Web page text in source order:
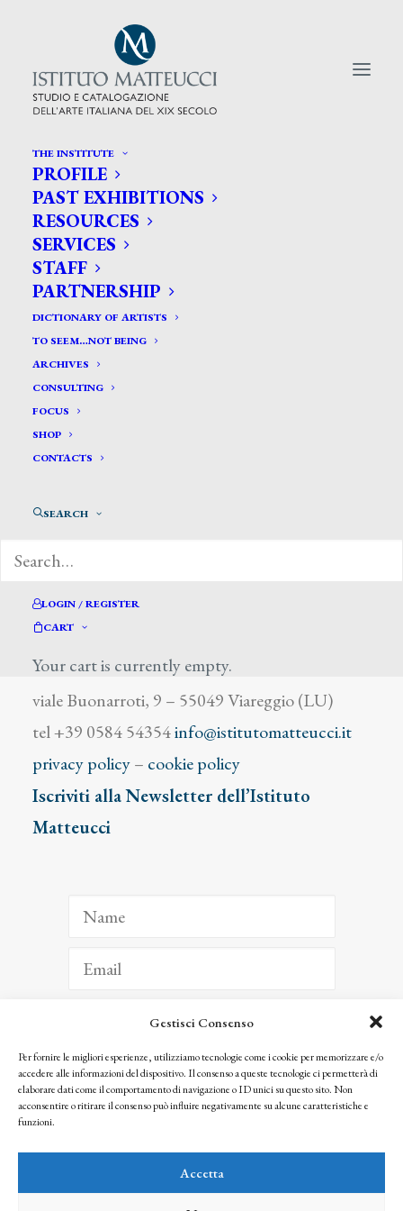
Gestisci Consenso
Per fornire le migliori esperienze, utilizziamo tecnologie come i cookie per memorizzare e/o
accedere alle informazioni del dispositivo. Il consenso a queste tecnologie ci permetterà di
elaborare dati come il comportamento di navigazione o ID unici su questo sito. Non
acconsentire o ritirare il consenso può influire negativamente su alcune caratteristiche e
funzioni.
Accetta
THE INSTITUTE
PROFILE
PAST EXHIBITIONS
RESOURCES
SERVICES
STAFF
PARTNERSHIP
DICTIONARY OF ARTISTS
TO SEEM…NOT BEING
ARCHIVES
CONSULTING
FOCUS
SHOP
CONTACTS
SEARCH
LOGIN / REGISTER
CART
Your cart is currently empty.
CERCA TRA GLI ARTISTI:
Search
for:
Galland Pierre Victor
Istituto Matteucci
viale Buonarroti, 9 – 55049 Viareggio (LU)
tel +39 0584 54354info@istitutomatteucci.it
privacy policy– cookie policy
Iscriviti alla Newsletter dell’Istituto
Matteucci
ISCRIVITI
Facendo clic per iscriverti, riconosci che le tue informazioni saranno trattate
seguendo la nostra Privacy Policy
© 2025 Istituto Matteucci. All right reserved
l’autorizzazione scritta dei proprietari dei diritti e dell’Istituto Matteucci